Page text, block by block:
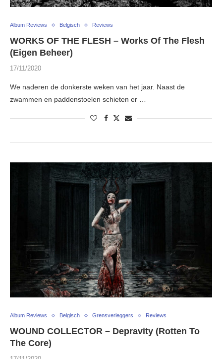
Album Reviews Belgisch Reviews
WORKS OF THE FLESH – Works Of The Flesh
(Eigen Beheer)
17/11/2020
We naderen de donkerste weken van het jaar. Naast de
zwammen en paddenstoelen schieten er …
Album Reviews Belgisch Grensverleggers Reviews
WOUND COLLECTOR – Depravity (Rotten To
The Core)